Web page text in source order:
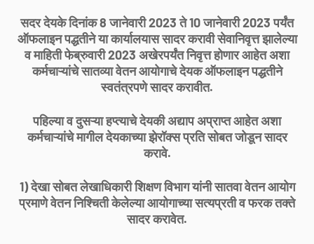
सदर देयके दिनांक 8 जानेवारी 2023 ते 10 जानेवारी 2023 पर्यंत
ऑफलाइन पद्धतीने या कार्यालयास सादर करावी सेवानिवृत्त झालेल्या
व माहिती फेब्रुवारी 2023 अखेरपर्यंत निवृत्त होणार आहेत अशा
कर्मचाऱ्यांचे सातव्या वेतन आयोगाचे देयक ऑफलाइन पद्धतीने
स्वतंत्रपणे सादर करावीत.
पहिल्या व दुसऱ्या हप्त्याचे देयकी अद्याप अप्राप्त आहेत अशा
कर्मचाऱ्यांचे मागील देयकाच्या झेरॉक्स प्रति सोबत जोडून सादर
करावे.
1) देखा सोबत लेखाधिकारी शिक्षण विभाग यांनी सातवा वेतन आयोग
प्रमाणे वेतन निश्चिती केलेल्या आयोगाच्या सत्यप्रती व फरक तक्ते
सादर करावेत.